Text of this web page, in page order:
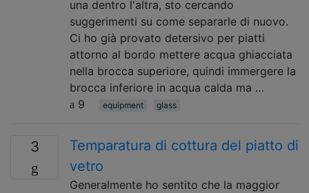
una dentro l'altra, sto cercando
suggerimenti su come separarle di nuovo.
Ci ho già provato detersivo per piatti
attorno al bordo mettere acqua ghiacciata
nella brocca superiore, quindi immergere la
brocca inferiore in acqua calda ma …
9
equipment glass
3
Temparatura di cottura del piatto di
vetro
Generalmente ho sentito che la maggior